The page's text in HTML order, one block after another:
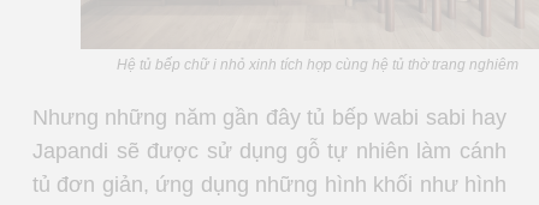
Hệ tủ bếp chữ i nhỏ xinh tích hợp cùng hệ tủ thờ trang nghiêm
Nhưng những năm gần đây tủ bếp wabi sabi hay
Japandi sẽ được sử dụng gỗ tự nhiên làm cánh
tủ đơn giản, ứng dụng những hình khối như hình